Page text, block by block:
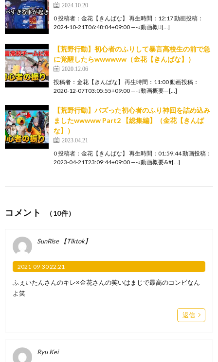
2024.10.20
0 投稿者：金花【きんばな】 再生時間：12:17 動画投稿：
2024-10-21T06:48:04+09:00 —-↓動画概要̵[…]
【荒野行動】初心者のふりして暴言高校生の前で急
に覚醒したらwwwwww（金花【きんばな】）
2020.12.06
投稿者：金花【きんばな】 再生時間：11:00 動画投稿：
2020-12-07T03:05:55+09:00 —-↓動画概要—[…]
【荒野行動】バズった初心者のふり神回を詰め込み
ましたwwwww Part2 【総集編】（金花【きんば
な】）
2023.04.21
0 投稿者：金花【きんばな】 再生時間：01:59:44 動画投稿：
2023-04-21T23:09:44+09:00 —-↓動画概要&#[…]
コメント （10件）
SunRise 【Tiktok】
2021-09-30 22:21
ふぇいたんさんのキレ×金花さんの笑いはまじで最高のコンビなん
よ笑
返信
Ryu Kei